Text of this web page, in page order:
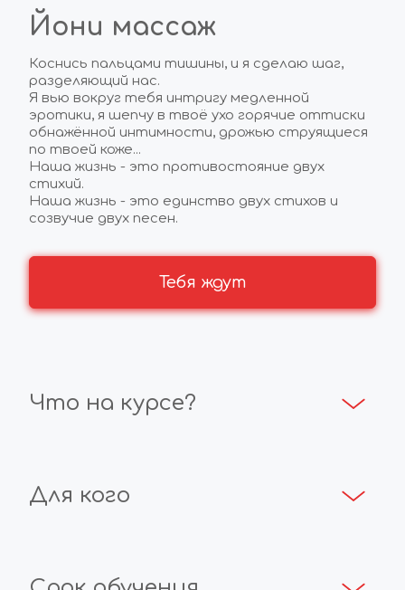
Йони массаж
Коснись пальцами тишины, и я сделаю шаг,
разделяющий нас.
Я вью вокруг тебя интригу медленной
эротики, я шепчу в твоё ухо горячие оттиски
обнажённой интимности, дрожью струящиеся
по твоей коже...
Наша жизнь - это противостояние двух
стихий.
Наша жизнь - это единство двух стихов и
созвучие двух песен.
Тебя ждут
Что на курсе?
Для кого